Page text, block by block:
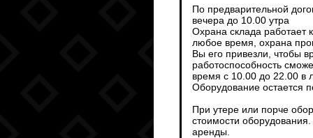
По предварительной
вечера до 10.00 утра
Охрана склада работает
любое время, охрана
Вы его привезли, чтобы
работоспособность
время с 10.00 до 22.00 в
Оборудование остается
При утере или порче
стоимости
аренды.